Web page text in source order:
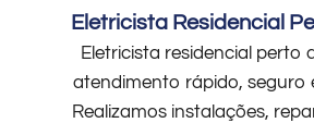
Eletricista Residencial
Eletricista residencial perto
atendimento rápido, seguro
Realizamos instalações,